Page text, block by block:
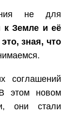
не для
к Земле и её
зная, что
соглашений
этом новом
они стали